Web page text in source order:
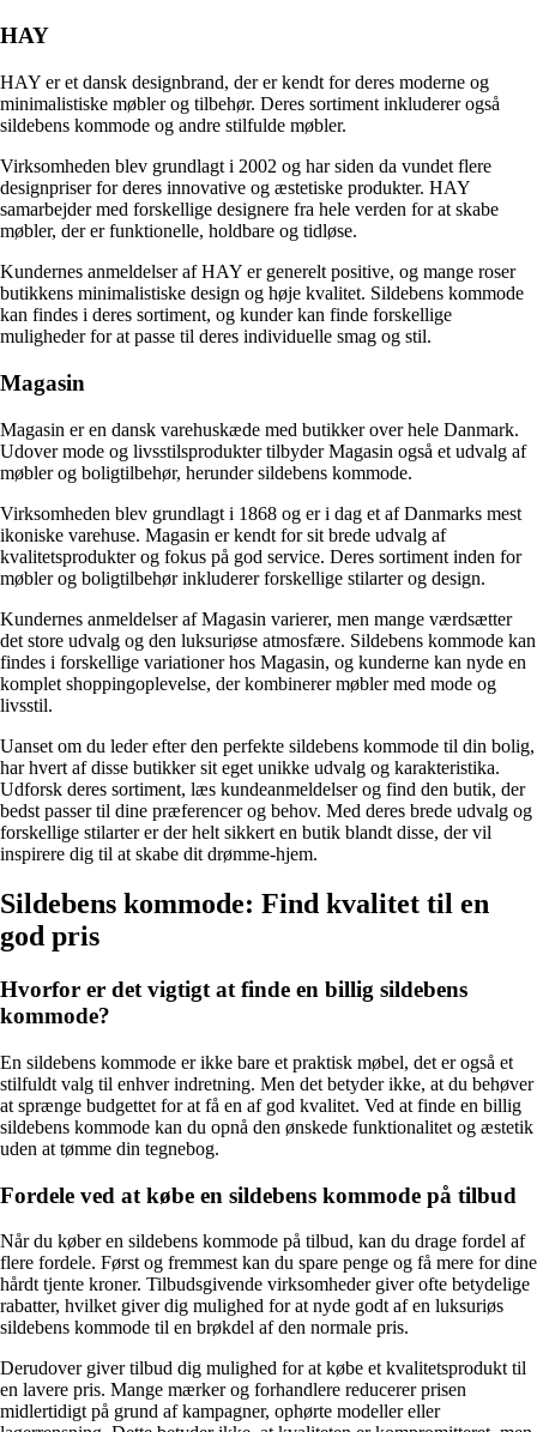
HAY
HAY er et dansk designbrand, der er kendt for deres moderne og
minimalistiske møbler og tilbehør. Deres sortiment inkluderer også
sildebens kommode og andre stilfulde møbler.
Virksomheden blev grundlagt i 2002 og har siden da vundet flere
designpriser for deres innovative og æstetiske produkter. HAY
samarbejder med forskellige designere fra hele verden for at skabe
møbler, der er funktionelle, holdbare og tidløse.
Kundernes anmeldelser af HAY er generelt positive, og mange roser
butikkens minimalistiske design og høje kvalitet. Sildebens kommode
kan findes i deres sortiment, og kunder kan finde forskellige
muligheder for at passe til deres individuelle smag og stil.
Magasin
Magasin er en dansk varehuskæde med butikker over hele Danmark.
Udover mode og livsstilsprodukter tilbyder Magasin også et udvalg af
møbler og boligtilbehør, herunder sildebens kommode.
Virksomheden blev grundlagt i 1868 og er i dag et af Danmarks mest
ikoniske varehuse. Magasin er kendt for sit brede udvalg af
kvalitetsprodukter og fokus på god service. Deres sortiment inden for
møbler og boligtilbehør inkluderer forskellige stilarter og design.
Kundernes anmeldelser af Magasin varierer, men mange værdsætter
det store udvalg og den luksuriøse atmosfære. Sildebens kommode kan
findes i forskellige variationer hos Magasin, og kunderne kan nyde en
komplet shoppingoplevelse, der kombinerer møbler med mode og
livsstil.
Uanset om du leder efter den perfekte sildebens kommode til din bolig,
har hvert af disse butikker sit eget unikke udvalg og karakteristika.
Udforsk deres sortiment, læs kundeanmeldelser og find den butik, der
bedst passer til dine præferencer og behov. Med deres brede udvalg og
forskellige stilarter er der helt sikkert en butik blandt disse, der vil
inspirere dig til at skabe dit drømme-hjem.
Sildebens kommode: Find kvalitet til en
god pris
Hvorfor er det vigtigt at finde en billig sildebens
kommode?
En sildebens kommode er ikke bare et praktisk møbel, det er også et
stilfuldt valg til enhver indretning. Men det betyder ikke, at du behøver
at sprænge budgettet for at få en af god kvalitet. Ved at finde en billig
sildebens kommode kan du opnå den ønskede funktionalitet og æstetik
uden at tømme din tegnebog.
Fordele ved at købe en sildebens kommode på tilbud
Når du køber en sildebens kommode på tilbud, kan du drage fordel af
flere fordele. Først og fremmest kan du spare penge og få mere for dine
hårdt tjente kroner. Tilbudsgivende virksomheder giver ofte betydelige
rabatter, hvilket giver dig mulighed for at nyde godt af en luksuriøs
sildebens kommode til en brøkdel af den normale pris.
Derudover giver tilbud dig mulighed for at købe et kvalitetsprodukt til
en lavere pris. Mange mærker og forhandlere reducerer prisen
midlertidigt på grund af kampagner, ophørte modeller eller